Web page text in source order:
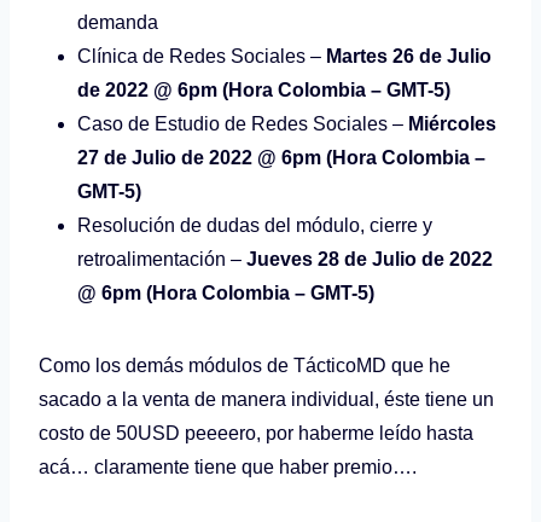
demanda
Clínica de Redes Sociales – Martes 26 de Julio
de 2022 @ 6pm (Hora Colombia – GMT-5)
Caso de Estudio de Redes Sociales – Miércoles
27 de Julio de 2022 @ 6pm (Hora Colombia –
GMT-5)
Resolución de dudas del módulo, cierre y
retroalimentación – Jueves 28 de Julio de 2022
@ 6pm (Hora Colombia – GMT-5)
Como los demás módulos de TácticoMD que he
sacado a la venta de manera individual, éste tiene un
costo de 50USD peeeero, por haberme leído hasta
acá… claramente tiene que haber premio….